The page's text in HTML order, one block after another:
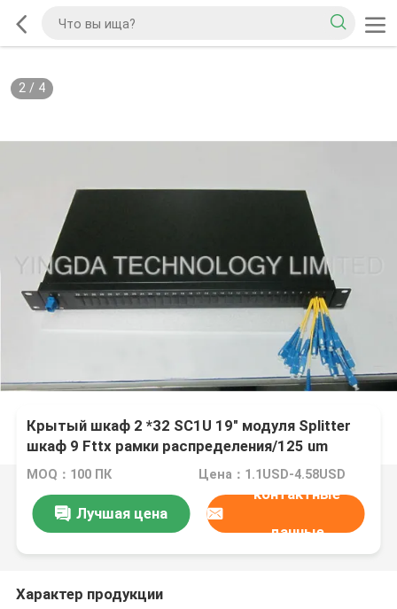
2/ 4
Крытый шкаф 2 *32 SC1U 19" модуля Splitter
шкаф 9 Fttx рамки распределения/125 um
MOQ：100 ПК Цена：1.1USD-4.58USD
Лучшая цена
контактные
данные
Характер продукции